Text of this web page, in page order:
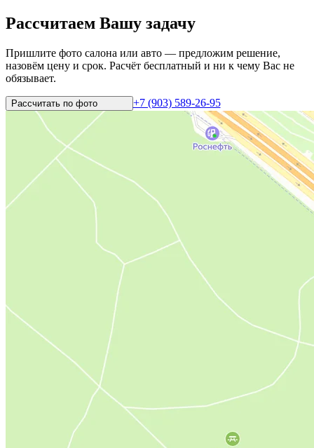
Рассчитаем Вашу задачу
Пришлите фото салона или авто — предложим решение,
назовём цену и срок. Расчёт бесплатный и ни к чему Вас не
обязывает.
Рассчитать по фото +7 (903) 589-26-95